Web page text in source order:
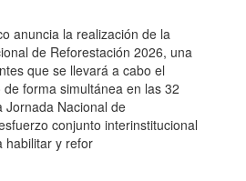
anuncia la realización de la
de Reforestación 2026, una
que se llevará a cabo el
forma simultánea en las 32
Jornada Nacional de
conjunto interinstitucional
habilitar y refor